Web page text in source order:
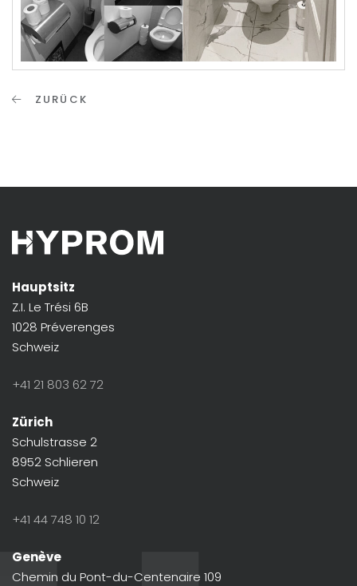
ZURÜCK
Hauptsitz
Z.I. Le Trési 6B
1028 Préverenges
Schweiz
+41 21 803 62 72
Zürich
Schulstrasse 2
8952 Schlieren
Schweiz
+41 44 748 10 12
Genève
Chemin du Pont-du-Centenaire 109